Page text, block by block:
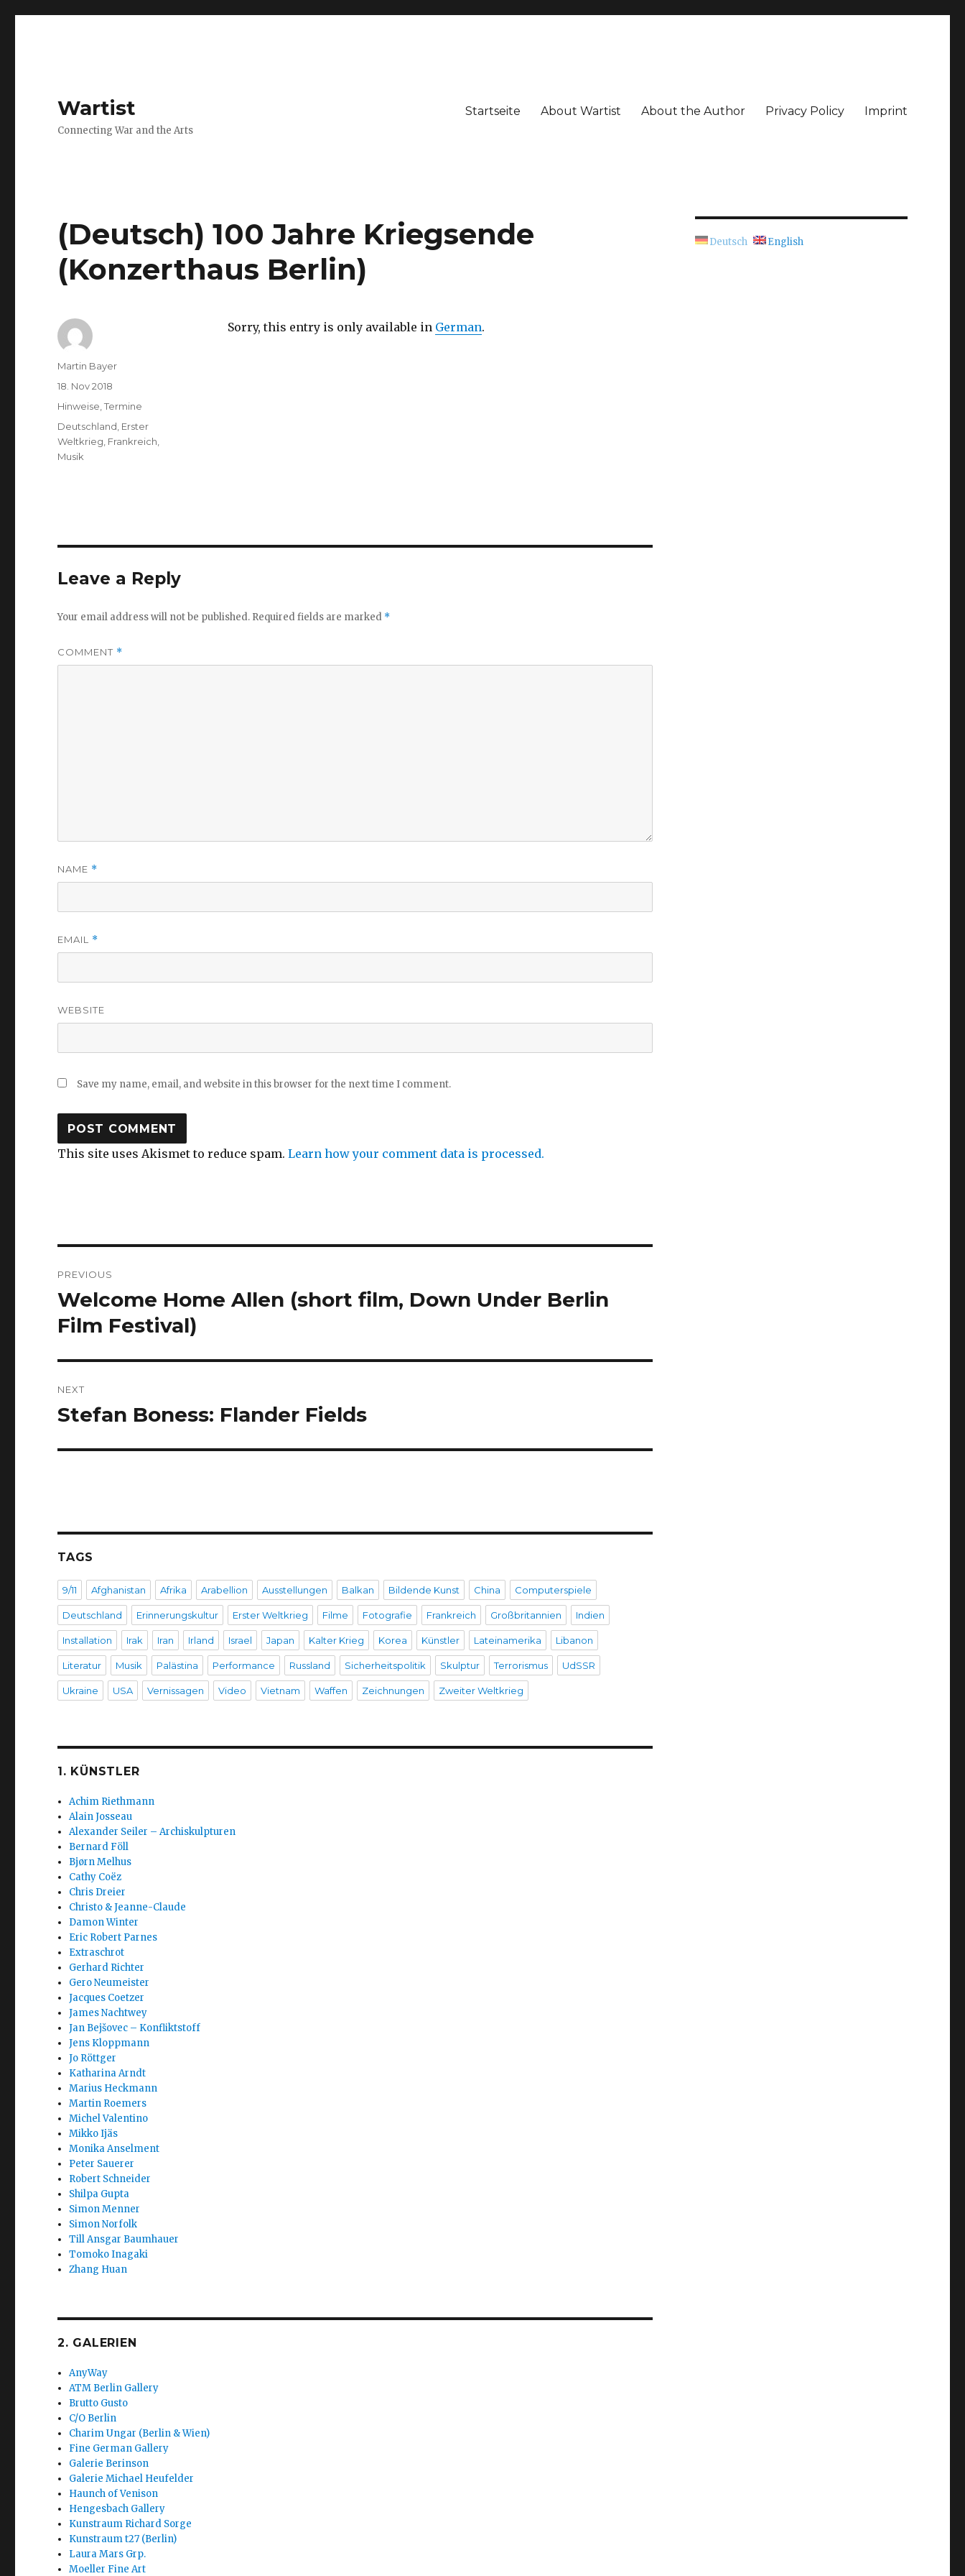
Wartist
Connecting War and the Arts
Startseite About Wartist About the Author Privacy Policy Imprint
(Deutsch) 100 Jahre Kriegsende
(Konzerthaus Berlin)
Sorry, this entry is only available in German.
Author
Martin Bayer
Posted
on
18. Nov 2018
Categories
Hinweise ,Termine
Tags
Deutschland Erster
Weltkrieg Frankreich
Musik
Leave a Reply
Your email address will not be published. Required fields are marked *
COMMENT *
NAME *
EMAIL *
WEBSITE
Save my name, email, and website in this browser for the next time I comment.
This site uses Akismet to reduce spam.Learn how your comment data is processed.
navigation
PREVIOUS
Previous
post:
Welcome Home Allen (short film, Down Under Berlin
Film Festival)
NEXT
Next
Stefan Boness: Flander Fields
TAGS
9/11 Afghanistan Afrika Arabellion Ausstellungen Balkan Bildende Kunst China Computerspiele
Deutschland Erinnerungskultur Erster Weltkrieg Filme Fotografie Frankreich Großbritannien Indien
Installation Irak Iran Irland Israel Japan Kalter Krieg Korea Künstler Lateinamerika Libanon
Literatur Musik Palästina Performance Russland Sicherheitspolitik Skulptur Terrorismus UdSSR
Ukraine USA Vernissagen Video Vietnam Waffen Zeichnungen Zweiter Weltkrieg
1. KÜNSTLER
Achim Riethmann
Alain Josseau
Alexander Seiler – Archiskulpturen
Bernard Föll
Bjørn Melhus
Cathy Coëz
Chris Dreier
Christo & Jeanne-Claude
Damon Winter
Eric Robert Parnes
Extraschrot
Gerhard Richter
Gero Neumeister
Jacques Coetzer
James Nachtwey
Jan Bejšovec – Konfliktstoff
Jens Kloppmann
Jo Röttger
Katharina Arndt
Marius Heckmann
Martin Roemers
Michel Valentino
Mikko Ijäs
Monika Anselment
Peter Sauerer
Robert Schneider
Shilpa Gupta
Simon Menner
Simon Norfolk
Till Ansgar Baumhauer
Tomoko Inagaki
Zhang Huan
2. GALERIEN
AnyWay
ATM Berlin Gallery
Brutto Gusto
C/O Berlin
Charim Ungar (Berlin & Wien)
Fine German Gallery
Galerie Berinson
Galerie Michael Heufelder
Haunch of Venison
Hengesbach Gallery
Kunstraum Richard Sorge
Kunstraum t27 (Berlin)
Laura Mars Grp.
Moeller Fine Art
Deutsch English